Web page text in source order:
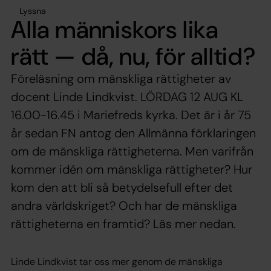
Lyssna
Alla människors lika
rätt — då, nu, för alltid?
Föreläsning om mänskliga rättigheter av
docent Linde Lindkvist. LÖRDAG 12 AUG KL
16.00-16.45 i Mariefreds kyrka. Det är i år 75
år sedan FN antog den Allmänna förklaringen
om de mänskliga rättigheterna. Men varifrån
kommer idén om mänskliga rättigheter? Hur
kom den att bli så betydelsefull efter det
andra världskriget? Och har de mänskliga
rättigheterna en framtid? Läs mer nedan.
Linde Lindkvist tar oss mer genom de mänskliga